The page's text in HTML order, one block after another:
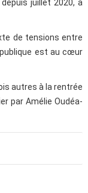
juillet 2020, a
de tensions entre
publique est au cœur
autres à la rentrée
par Amélie Oudéa-